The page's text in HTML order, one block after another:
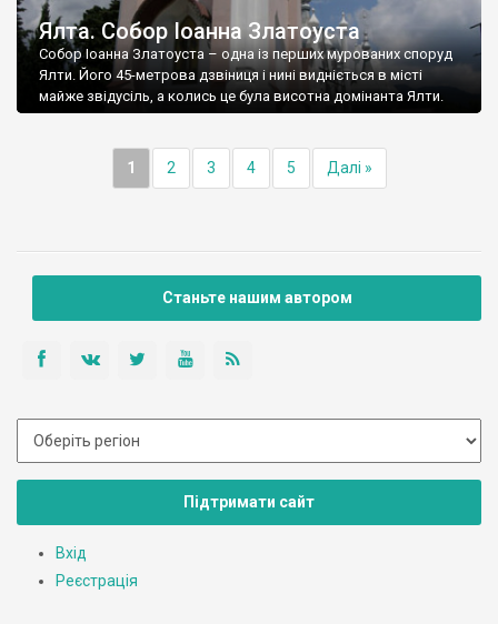
Ялта. Собор Іоанна Златоуста
Собор Іоанна Златоуста – одна із перших мурованих споруд
Ялти. Його 45-метрова дзвіниця і нині видніється в місті
майже звідусіль, а колись це була висотна домінанта Ялти.
1 2 3 4 5 Далі »
Станьте нашим автором
Підтримати сайт
Вхід
Реєстрація